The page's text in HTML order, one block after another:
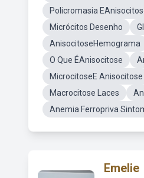
Policromasia
Micrócitos Desenho
AnisocitoseHemograma
O Que ÉAnisocitose
MicrocitoseE Anisocitose
Macrocitose Laces
Anemia Ferropriva
Emelie